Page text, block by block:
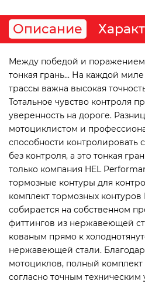
Описание
Между победой и поражением
тонкая грань... На каждой
трассы важна высокая
Тотальное чувство контроля
уверенность на дороге.
мотоциклистом и
способности контролировать
без контроля, а это тонкая
только компания HEL
тормозные контуры для
комплект тормозных контуров
собирается на собственном
фиттингов из нержавеющей
кованым прямо к
нержавеющей стали.
мотоциклов, полный комплект
согласно точным техническим